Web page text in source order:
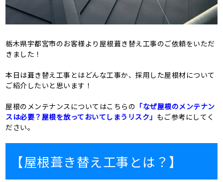
栃木県宇都宮市のお客様より屋根葺き替え工事のご依頼をいただ
きました！
本日は葺き替え工事とはどんな工事か、採用した屋根材について
ご紹介したいと思います！
屋根のメンテナンスについてはこちらの 「なぜ屋根のメンテナン
スは必要？屋根を放っておいてしまうリスク」 もご参考にしてく
ださい。
【屋根葺き替え工事とは？】